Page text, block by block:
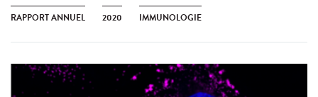
RAPPORT ANNUEL 2020 IMMUNOLOGIE